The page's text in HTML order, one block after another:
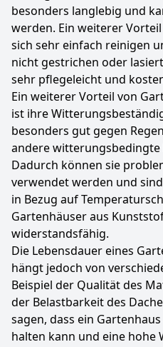
besonders langlebig und
werden. Ein weiterer
sich sehr einfach reinigen
nicht gestrichen oder
sehr pflegeleicht und
Ein weiterer Vorteil von
ist ihre
besonders gut gegen
andere witterungsbedingte
Dadurch können sie
verwendet werden und
in Bezug auf
Gartenhäuser aus
widerstandsfähig.
Die Lebensdauer eines
hängt jedoch von
Beispiel der Qualität des
der Belastbarkeit des
sagen, dass ein
halten kann und eine hohe